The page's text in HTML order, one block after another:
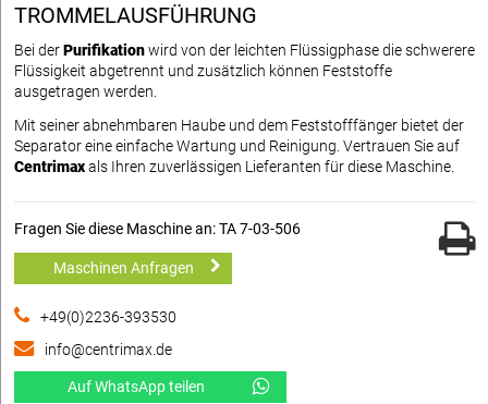
TROMMELAUSFÜHRUNG
Bei derPurifikationwird von der leichten Flüssigphase die schwerere
Flüssigkeit abgetrennt und zusätzlich können Feststoffe
ausgetragen werden.
Mit seiner abnehmbaren Haube und dem Feststofffänger bietet der
Separator eine einfache Wartung und Reinigung. Vertrauen Sie auf
Centrimaxals Ihren zuverlässigen Lieferanten für diese Maschine.
Fragen Sie diese Maschine an: TA 7-03-506
Maschinen Anfragen
+49(0)2236-393530
info@centrimax.de
Auf WhatsApp teilen